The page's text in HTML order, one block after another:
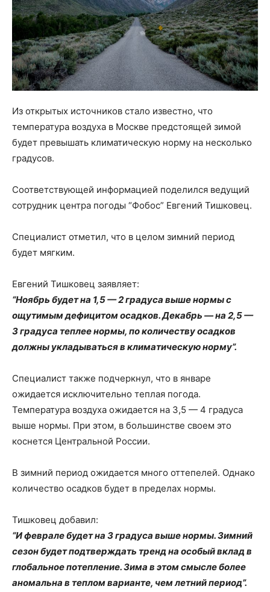
Из открытых источников стало известно, что
температура воздуха в Москве предстоящей зимой
будет превышать климатическую норму на несколько
градусов.
Соответствующей информацией поделился ведущий
сотрудник центра погоды “Фобос” Евгений Тишковец.
Специалист отметил, что в целом зимний период
будет мягким.
Евгений Тишковец заявляет:
“Ноябрь будет на 1,5 — 2 градуса выше нормы с
ощутимым дефицитом осадков. Декабрь — на 2,5 —
3 градуса теплее нормы, по количеству осадков
должны укладываться в климатическую норму”.
Специалист также подчеркнул, что в январе
ожидается исключительно теплая погода.
Температура воздуха ожидается на 3,5 — 4 градуса
выше нормы. При этом, в большинстве своем это
коснется Центральной России.
В зимний период ожидается много оттепелей. Однако
количество осадков будет в пределах нормы.
Тишковец добавил:
“И феврале будет на 3 градуса выше нормы. Зимний
сезон будет подтверждать тренд на особый вклад в
глобальное потепление. Зима в этом смысле более
аномальна в теплом варианте, чем летний период”.